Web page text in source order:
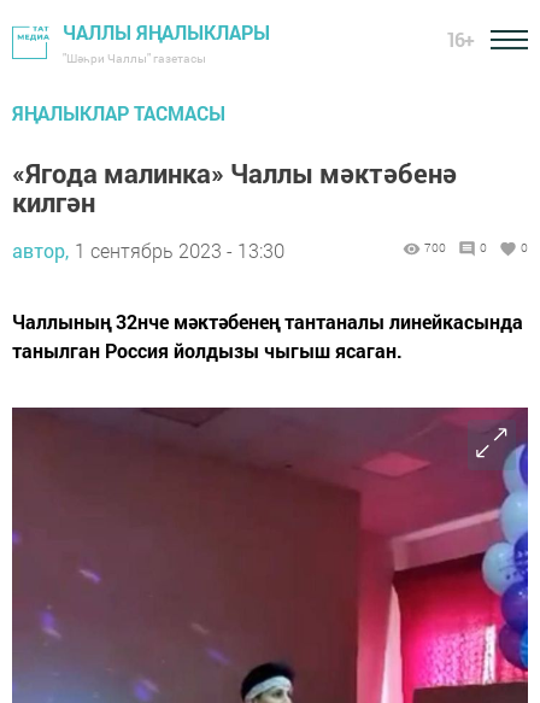
ЧАЛЛЫ ЯҢАЛЫКЛАРЫ
"Шәһри Чаллы" газетасы
16+
ЯҢАЛЫКЛАР ТАСМАСЫ
«Ягода малинка» Чаллы мәктәбенә
килгән
автор, 1 сентябрь 2023 - 13:30 700 0 0
Чаллының 32нче мәктәбенең тантаналы линейкасында
танылган Россия йолдызы чыгыш ясаган.